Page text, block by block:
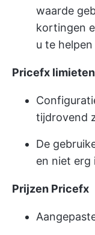
waarde
kortingen
u te
Pricefx limieten
tijdrovend
De
en niet
Prijzen Pricefx